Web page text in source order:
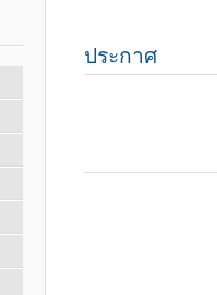
ประกาศ